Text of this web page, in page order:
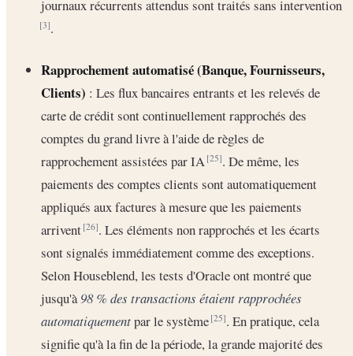
journaux récurrents attendus sont traités sans intervention
[3].
Rapprochement automatisé (Banque, Fournisseurs,
Clients) : Les flux bancaires entrants et les relevés de
carte de crédit sont continuellement rapprochés des
comptes du grand livre à l'aide de règles de
rapprochement assistées par IA[25]. De même, les
paiements des comptes clients sont automatiquement
appliqués aux factures à mesure que les paiements
arrivent[26]. Les éléments non rapprochés et les écarts
sont signalés immédiatement comme des exceptions.
Selon Houseblend, les tests d'Oracle ont montré que
jusqu'à 98 % des transactions étaient rapprochées
automatiquementpar le système[25]. En pratique, cela
signifie qu'à la fin de la période, la grande majorité des